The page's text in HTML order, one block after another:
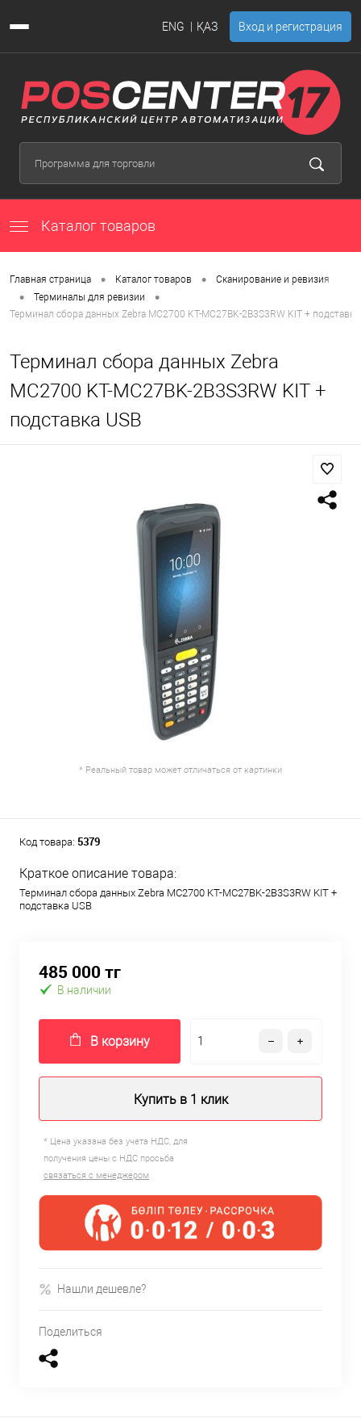
ENG ҚАЗ Вход и регистрация
Каталог товаров
Главная страница • Каталог товаров • Сканирование и ревизия
• Терминалы для ревизии •
Терминал сбора данных Zebra MC2700 KT-MC27BK-2B3S3RW KIT + подставка
Терминал сбора данных Zebra
MC2700 KT-MC27BK-2B3S3RW KIT +
подставка USB
* Реальный товар может отличаться от картинки
Код товара: 5379
Краткое описание товара:
Терминал сбора данных Zebra MC2700 KT-MC27BK-2B3S3RW KIT +
подставка USB
485 000 тг
В наличии
В корзину
Купить в 1 клик
* Цена указана без учета НДС, для
получения цены с НДС просьба
связаться с менеджером
Нашли дешевле?
Поделиться